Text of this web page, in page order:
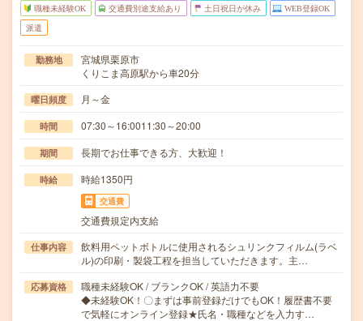
職種未経験OK 交通費別途支給あり 土日祝日が休み WEB登録OK
派遣
勤務地
宮城県栗原市
くりこま高原駅から車20分
曜日頻度 月～金
時間 07:30～16:0011:30～20:00
期間 長期でお仕事できる方、大歓迎！
時給 時給1350円
交通費
交通費規定内支給
仕事内容
飲料用ペットボトルに使用されるシュリンクフィルム(ラベ
ル)の印刷・製袋工程を担当していただきます。主…
応募資格
職種未経験OK / ブランクOK / 英語力不要
◆未経験OK！〇まずは事前登録だけでもOK！履歴書不要
で気軽にオンライン登録★氏名・職種などを入力す…